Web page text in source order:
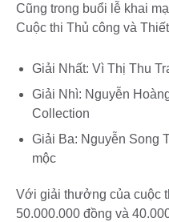
Cũng trong buổi lễ khai
Cuộc thi Thủ công và
Giải Nhất: Vì Thị Thu
Giải Nhì: Nguyễn
Collection
Giải Ba: Nguyễn Song
mộc
Với giải thưởng của cuộc
50.000.000 đồng và